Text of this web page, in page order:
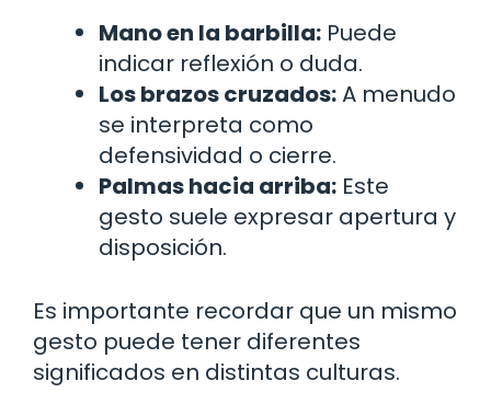
Mano en la barbilla: Puede
indicar reflexión o duda.
Los brazos cruzados:A menudo
se interpreta como
defensividad o cierre.
Palmas hacia arriba: Este
gesto suele expresar apertura y
disposición.
Es importante recordar que un mismo
gesto puede tener diferentes
significados en distintas culturas.